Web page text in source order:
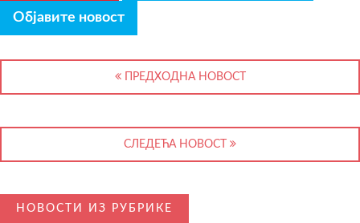
Објавите новост
ПРЕДХОДНА НОВОСТ
СЛЕДЕЋА НОВОСТ
НОВОСТИ ИЗ РУБРИКЕ